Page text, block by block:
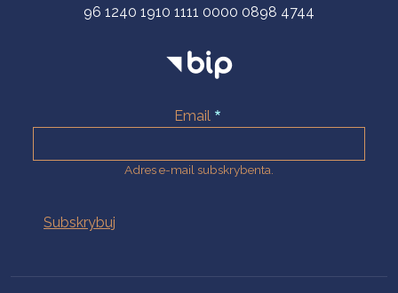
96 1240 1910 1111 0000 0898 4744
Email
Adres e-mail subskrybenta.